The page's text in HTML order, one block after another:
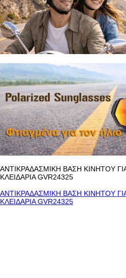
ΑΝΤΙΚΡΑΔΑΣΜΙΚΗ ΒΑΣΗ ΚΙΝΗΤΟΥ
ΚΛΕΙΔΑΡΙΑ GVR24325
ΑΝΤΙΚΡΑΔΑΣΜΙΚΗ ΒΑΣΗ ΚΙΝΗΤΟΥ
ΚΛΕΙΔΑΡΙΑ GVR24325